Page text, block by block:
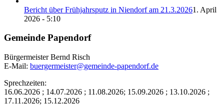
Bericht über Frühjahrsputz in Niendorf am 21.3.20261. April
2026 - 5:10
Gemeinde Papendorf
Bürgermeister Bernd Risch
E-Mail: buergermeister@gemeinde-papendorf.de
Sprechzeiten:
16.06.2026 ; 14.07.2026 ; 11.08.2026; 15.09.2026 ; 13.10.2026 ;
17.11.2026; 15.12.2026